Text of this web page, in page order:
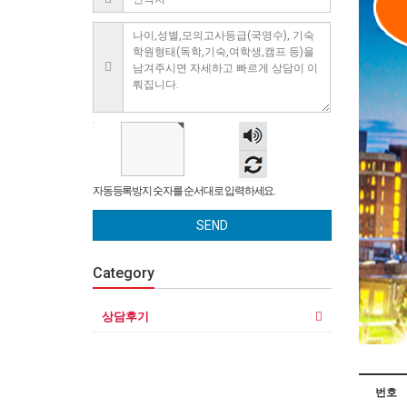
번호
숫자
듣기
자동등록방지 숫자를 순서대로 입력하세요.
SEND
Category
상담후기